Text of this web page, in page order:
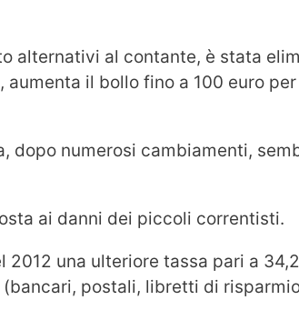
alternativi al contante, è stata
il bollo fino a 100 euro
dopo numerosi cambiamenti,
ai danni dei piccoli correntisti.
2012 una ulteriore tassa pari a
postali, libretti di